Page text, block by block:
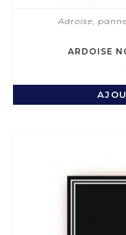
Adroise,
ARDOISE